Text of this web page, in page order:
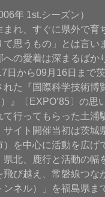
年 1st.シーズン）
れ、すぐに県外で育
て思うもの」とは言い
の愛着は深まるばか
日から09月16日まで
た『国際科学技術博
』〔EXPO’85〕の思
て行ってもらった土浦
イト開催当初は茨城
）を中心に活動を広げ
北、鹿行と活動の幅
び越え、常磐線つな
ネル）」を福島県ま